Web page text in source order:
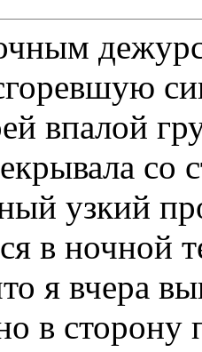
впалой
со
узкий
в ночной
я вчера
в